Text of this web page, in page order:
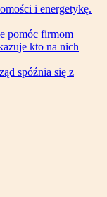
i energetykę.
pomóc firmom
kto na nich
spóźnia się z